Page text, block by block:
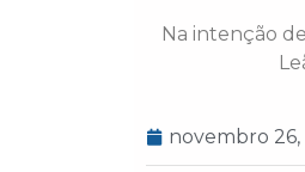
Na intenção
novembro 26,